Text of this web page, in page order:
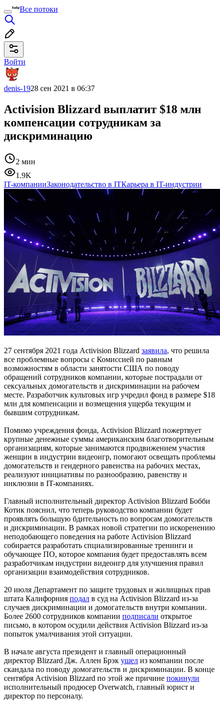
Все потоки
Войти
denis-1928 сен 2021 в 06:37
Activision Blizzard выплатит $18 млн
компенсации сотрудникам за
дискриминацию
2 мин
1.9K
IT-компанииЗаконодательство в ITКарьера в IT-индустрии
27 сентября 2021 года Activision Blizzard заявила, что решила
все проблемные вопросы с Комиссией по равным
возможностям в области занятости США по поводу
обращений сотрудников компании, которые пострадали от
сексуальных домогательств и дискриминации на рабочем
месте. Разработчик культовых игр учредил фонд в размере $18
млн для компенсации и возмещения ущерба текущим и
бывшим сотрудникам.
Помимо учреждения фонда, Activision Blizzard пожертвует
крупные денежные суммы американским благотворительным
организациям, которые занимаются продвижением участия
женщин в индустрии видеоигр, помогают освещать проблемы
домогательств и гендерного равенства на рабочих местах,
реализуют инициативы по разнообразию, равенству и
инклюзии в IT-компаниях.
Главный исполнительный директор Activision Blizzard Бобби
Котик пояснил, что теперь руководство компании будет
проявлять большую бдительность по вопросам домогательств
и дискриминации. В рамках новой стратегии по искоренению
неподобающего поведения на работе Activision Blizzard
собирается разработать спциализированные тренинги и
обучающее ПО, которое компания будет предоставлять всем
разработчикам индустрии видеоигр для улучшения правил
организации взаимодействия сотрудников.
20 июля Департамент по защите трудовых и жилищных прав
штата Калифорния подал в суд на Activision Blizzard из-за
случаев дискриминации и домогательств внутри компании.
Более 2600 сотрудников компании подписали открытое
письмо, в котором осудили действия Activision Blizzard из-за
попыток умалчивания этой ситуации.
В начале августа президент и главный операционный
директор Blizzard Дж. Аллен Брэк ушел из компании после
скандала по поводу домогательств и дискриминации. В конце
сентября Activision Blizzard по этой же причине покинули
исполнительный продюсер Overwatch, главный юрист и
директор по персоналу.